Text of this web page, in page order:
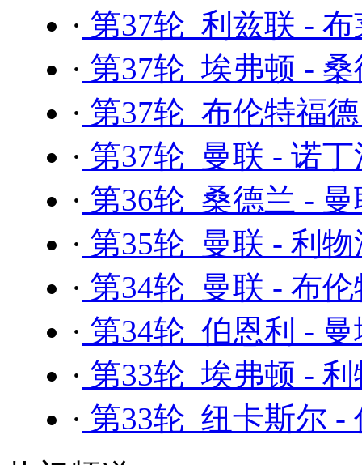
· 第37轮 利兹联 -
· 第37轮 埃弗顿 -
· 第37轮 布伦特福
· 第37轮 曼联 - 诺
· 第36轮 桑德兰 -
· 第35轮 曼联 - 利
· 第34轮 曼联 - 布
· 第34轮 伯恩利 -
· 第33轮 埃弗顿 -
· 第33轮 纽卡斯尔 -